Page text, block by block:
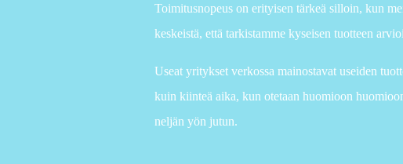
Toimitusnopeus on erityisen tärkeä silloin, kun
keskeistä, että tarkistamme kyseisen tuotteen
Useat yritykset verkossa mainostavat useiden
kuin kiinteä aika, kun otetaan huomioon
neljän yön jutun.